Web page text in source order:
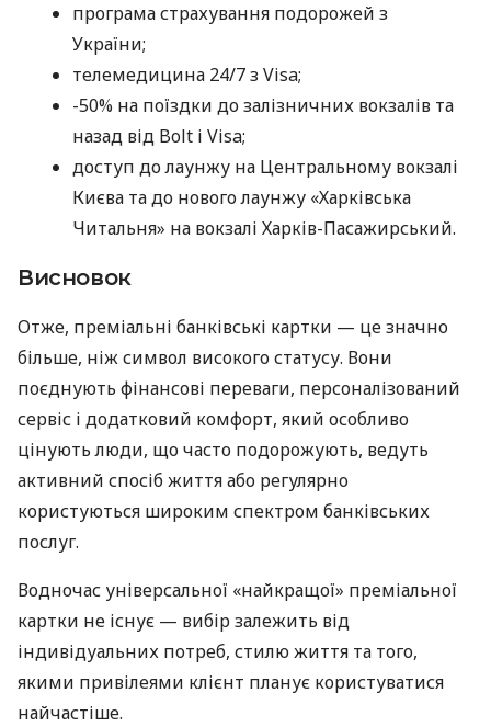
програма страхування подорожей з
України;
телемедицина 24/7 з Visa;
-50% на поїздки до залізничних вокзалів та
назад від Bolt і Visa;
доступ до лаунжу на Центральному вокзалі
Києва та до нового лаунжу «Харківська
Читальня» на вокзалі Харків-Пасажирський.
Висновок
Отже, преміальні банківські картки — це значно
більше, ніж символ високого статусу. Вони
поєднують фінансові переваги, персоналізований
сервіс і додатковий комфорт, який особливо
цінують люди, що часто подорожують, ведуть
активний спосіб життя або регулярно
користуються широким спектром банківських
послуг.
Водночас універсальної «найкращої» преміальної
картки не існує — вибір залежить від
індивідуальних потреб, стилю життя та того,
якими привілеями клієнт планує користуватися
найчастіше.